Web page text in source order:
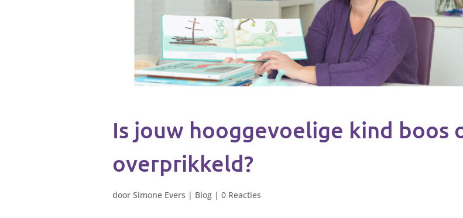
Is jouw hooggevoelige kind boos
overprikkeld?
door Simone Evers | Blog | 0 Reacties